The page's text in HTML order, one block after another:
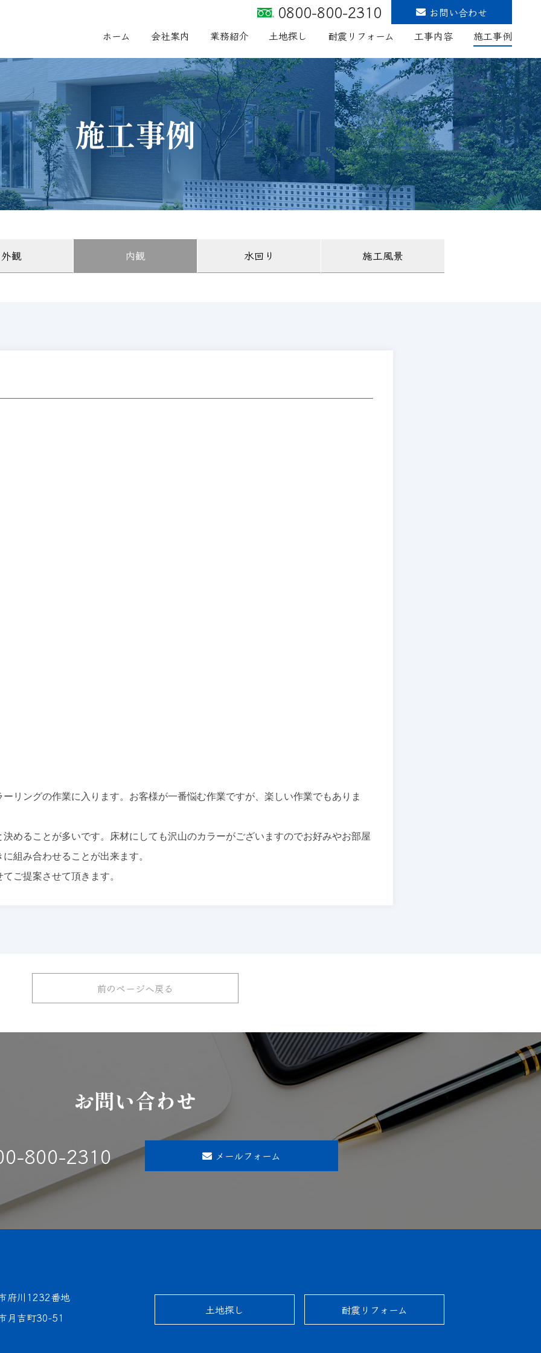
0800-800-2310
お問い合わせ
ホーム
会社案内 業務紹介 土地探し 耐震リフォーム 工事内容 施工事例
施工事例
外観 内観 水回り 施工風景
リングの作業に入ります。お客様が一番悩む作業ですが、楽しい作業でもありま
めることが多いです。床材にしても沢山のカラーがございますのでお好みやお部屋
組み合わせることが出来ます。
ご提案させて頂きます。
前のページへ戻る
お問い合わせ
800-2310 メールフォーム
府川1232番地
月吉町30-51
土地探し 耐震リフォーム